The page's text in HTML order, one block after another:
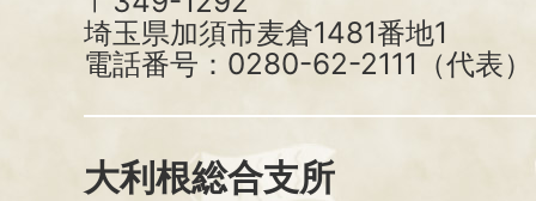
埼玉県加須市麦倉1481番地1
電話番号：0280-62-2111（代表）
大利根総合支所